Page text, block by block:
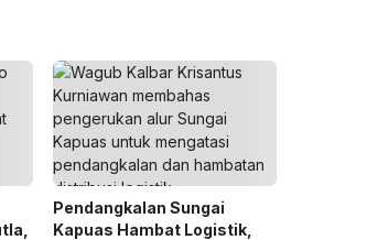
Pendangkalan Sungai
Kapuas Hambat Logistik,